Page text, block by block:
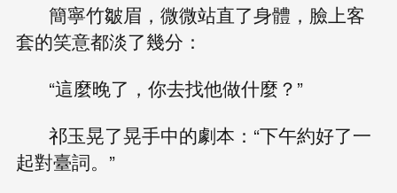
簡寧竹皺眉，微微站直了身體，臉上客
套的笑意都淡了幾分：
“這麼晚了，你去找他做什麼？”
祁玉晃了晃手中的劇本：“下午約好了一
起對臺詞。”